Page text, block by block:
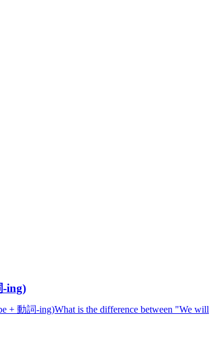
-ing)
動詞-ing)What is the difference between "We will